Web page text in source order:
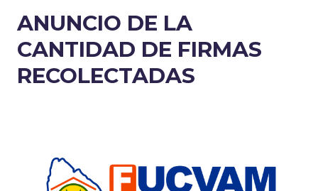
ANUNCIO DE LA
CANTIDAD DE FIRMAS
RECOLECTADAS